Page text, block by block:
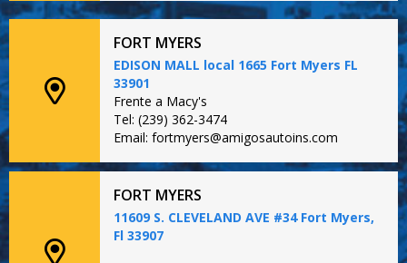
FORT MYERS
EDISON MALL local 1665 Fort Myers FL
33901
Frente a Macy's
Tel: (239) 362-3474
Email: fortmyers@amigosautoins.com
FORT MYERS
11609 S. CLEVELAND AVE #34 Fort Myers,
Fl 33907